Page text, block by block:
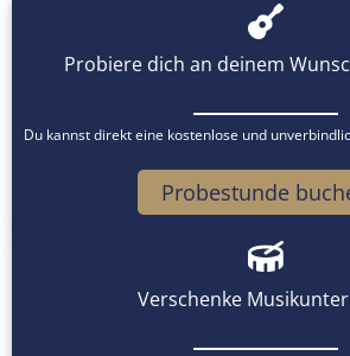
Probiere dich an deinem
Du kannst direkt eine kostenlose und
Probestunde
Verschenke